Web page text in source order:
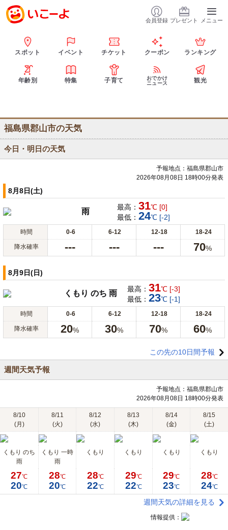
会員登録 プレゼント メニュー
スポット イベント チケット クーポン ランキング
年齢別 特集 子育て
おでかけ
ニュース
観光
福島県郡山市の天気
今日・明日の天気
予報地点：福島県郡山市
2026年08月08日 18時00分発表
8月8日(土)
雨 最高： 31℃ [0]
最低： 24℃ [-2]
時間 0-6 6-12 12-18 18-24
降水確率 --- --- --- 70%
8月9日(日)
くもり のち 雨 最高： 31℃ [-3]
最低： 23℃ [-1]
時間 0-6 6-12 12-18 18-24
降水確率 20% 30% 70% 60%
この先の10日間予報
週間天気予報
予報地点：福島県郡山市
2026年08月08日 18時00分発表
8/10
(月)
8/11
(火)
8/12
(水)
8/13
(木)
8/14
(金)
8/15
(土)
くもり のち
雨
くもり 一時
雨
くもり くもり くもり くもり
27℃
20℃
28℃
20℃
28℃
22℃
29℃
22℃
29℃
23℃
28℃
24℃
週間天気の詳細を見る
情報提供：